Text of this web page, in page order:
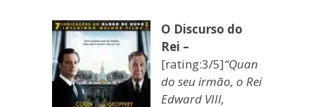
O Discurso do
Rei –
[rating:3/5]“Quan
do seu irmão, o Rei
Edward VIII,